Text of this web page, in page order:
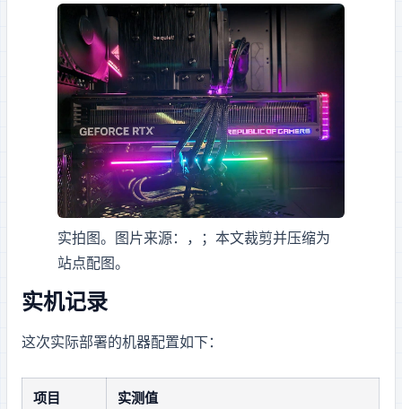
RTX 4090 实拍图。图片来源：Benlisquare / Wikimedia Commons，CC BY-SA 4.0；本文裁剪并压缩为
站点配图。
实机记录
这次实际部署的机器配置如下：
项目 实测值